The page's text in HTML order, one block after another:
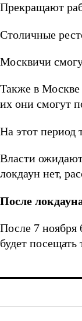
Прекращают
Столичные
Москвичи
Также в Москве
их они смогут
На этот период
Власти
локдаун нет,
После
После 7 ноября
будет